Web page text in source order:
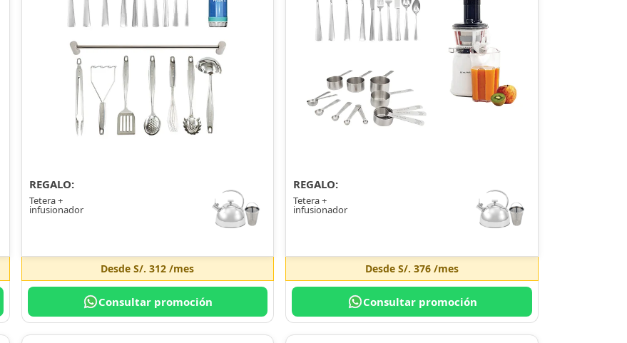
REGALO:
Tetera +
infusionador
DesdeS/. 312 /mes
Consultar promoción
REGALO:
Tetera +
infusionador
DesdeS/. 376 /mes
Consultar promoción